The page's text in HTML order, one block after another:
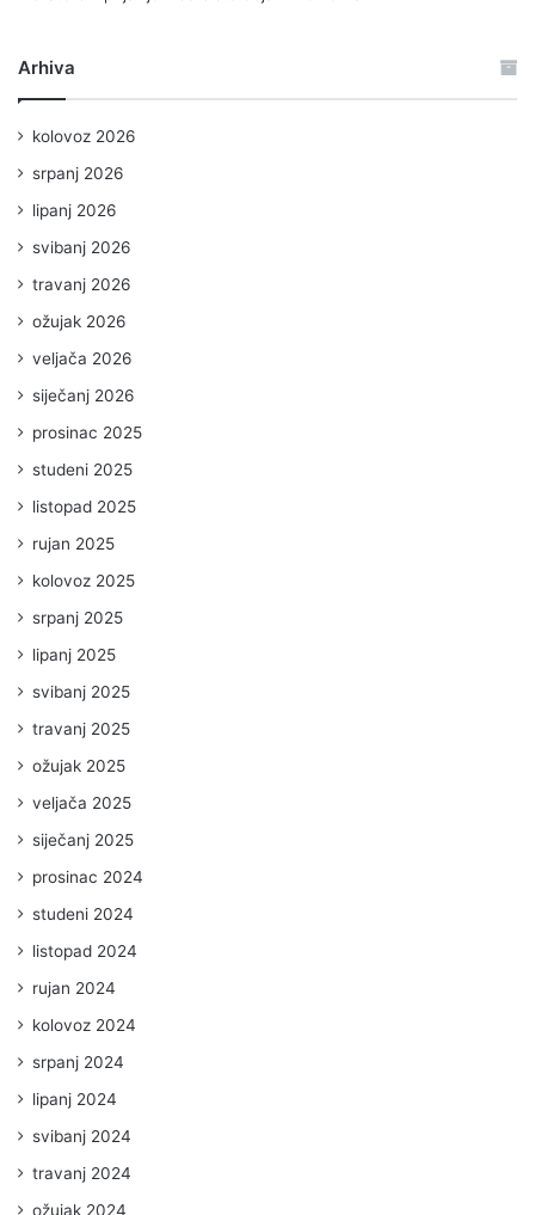
Arhiva
kolovoz 2026
srpanj 2026
lipanj 2026
svibanj 2026
travanj 2026
ožujak 2026
veljača 2026
siječanj 2026
prosinac 2025
studeni 2025
listopad 2025
rujan 2025
kolovoz 2025
srpanj 2025
lipanj 2025
svibanj 2025
travanj 2025
ožujak 2025
veljača 2025
siječanj 2025
prosinac 2024
studeni 2024
listopad 2024
rujan 2024
kolovoz 2024
srpanj 2024
lipanj 2024
svibanj 2024
travanj 2024
ožujak 2024